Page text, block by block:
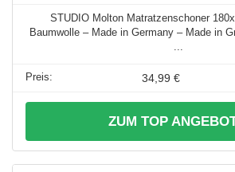
STUDIO Molton Matratzenschoner
Baumwolle – Made in Germany – Made in
34,99 €
ZUM TOP